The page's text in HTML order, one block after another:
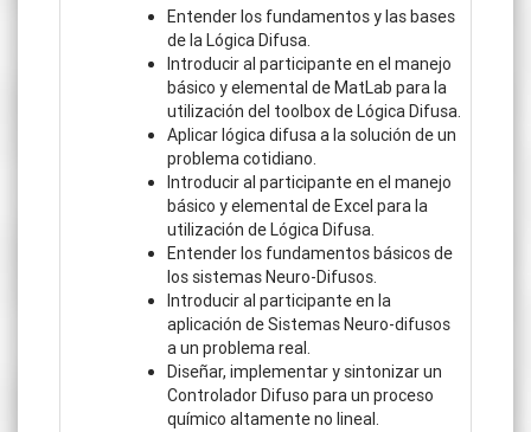
Entender los fundamentos y las bases
de la Lógica Difusa.
Introducir al participante en el manejo
básico y elemental de MatLab para la
utilización del toolbox de Lógica Difusa.
Aplicar lógica difusa a la solución de un
problema cotidiano.
Introducir al participante en el manejo
básico y elemental de Excel para la
utilización de Lógica Difusa.
Entender los fundamentos básicos de
los sistemas Neuro-Difusos.
Introducir al participante en la
aplicación de Sistemas Neuro-difusos
a un problema real.
Diseñar, implementar y sintonizar un
Controlador Difuso para un proceso
químico altamente no lineal.